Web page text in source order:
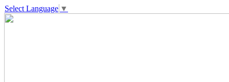
Select Language ▼